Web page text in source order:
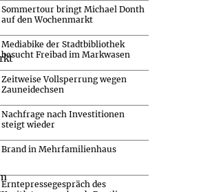
Sommertour bringt Michael Donth
auf den Wochenmarkt
Mediabike der Stadtbibliothek
besucht Freibad im Markwasen
Zeitweise Vollsperrung wegen
Zauneidechsen
Nachfrage nach Investitionen
steigt wieder
Brand in Mehrfamilienhaus
Erntepressegespräch des